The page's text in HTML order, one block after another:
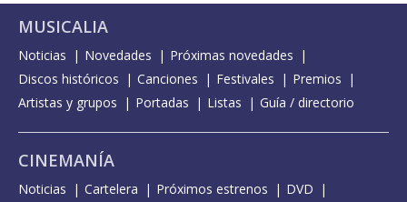
MUSICALIA
Noticias Novedades
Próximas novedades
Discos históricos
Canciones Festivales
Premios
Artistas y grupos
Portadas Listas Guía / directorio
CINEMANÍA
Noticias Cartelera Próximos estrenos
DVD